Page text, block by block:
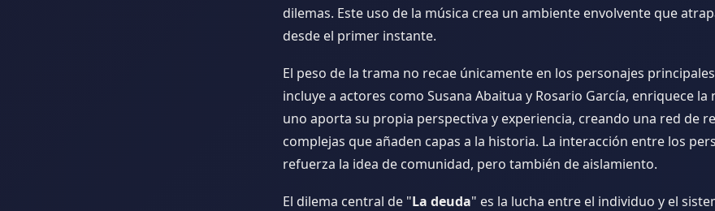
dilemas. Este uso de la música crea un ambiente envolvente que
desde el primer instante.
El peso de la trama no recae únicamente en los personajes
incluye a actores como Susana Abaitua y Rosario García, enriquece la
uno aporta su propia perspectiva y experiencia, creando una red de
complejas que añaden capas a la historia. La interacción entre los
refuerza la idea de comunidad, pero también de aislamiento.
El dilema central de "La deuda" es la lucha entre el individuo y el